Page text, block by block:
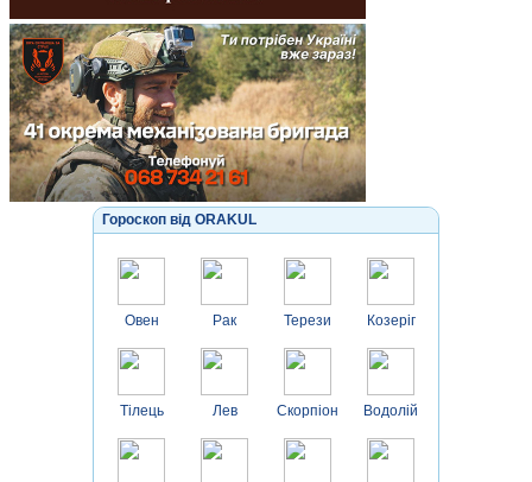
Гороскоп від ORAKUL
Овен
Тілець
Рак
Лев
Терези
Скорпіон
Козеріг
Водолій